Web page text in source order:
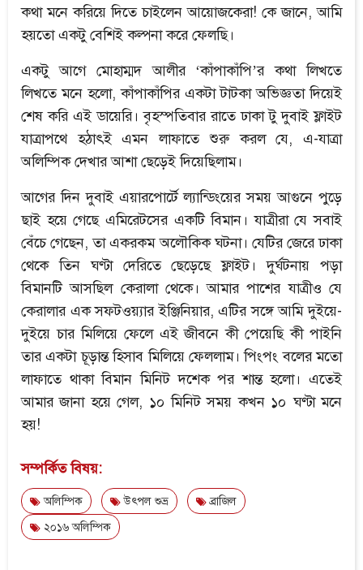
কথা মনে করিয়ে দিতে চাইলেন আয়োজকেরা! কে জানে, আমি
হয়তো একটু বেশিই কল্পনা করে ফেলছি।
একটু আগে মোহাম্মদ আলীর ‘কাঁপাকাঁপি’র কথা লিখতে
লিখতে মনে হলো, কাঁপাকাঁপির একটা টাটকা অভিজ্ঞতা দিয়েই
শেষ করি এই ডায়েরি। বৃহস্পতিবার রাতে ঢাকা টু দুবাই ফ্লাইট
যাত্রাপথে হঠাৎই এমন লাফাতে শুরু করল যে, এ-যাত্রা
অলিম্পিক দেখার আশা ছেড়েই দিয়েছিলাম।
আগের দিন দুবাই এয়ারপোর্টে ল্যান্ডিংয়ের সময় আগুনে পুড়ে
ছাই হয়ে গেছে এমিরেটসের একটি বিমান। যাত্রীরা যে সবাই
বেঁচে গেছেন, তা একরকম অলৌকিক ঘটনা। যেটির জেরে ঢাকা
থেকে তিন ঘণ্টা দেরিতে ছেড়েছে ফ্লাইট। দুর্ঘটনায় পড়া
বিমানটি আসছিল কেরালা থেকে। আমার পাশের যাত্রীও যে
কেরালার এক সফটওয়্যার ইঞ্জিনিয়ার, এটির সঙ্গে আমি দুইয়ে-
দুইয়ে চার মিলিয়ে ফেলে এই জীবনে কী পেয়েছি কী পাইনি
তার একটা চূড়ান্ত হিসাব মিলিয়ে ফেললাম। পিংপং বলের মতো
লাফাতে থাকা বিমান মিনিট দশেক পর শান্ত হলো। এতেই
আমার জানা হয়ে গেল, ১০ মিনিট সময় কখন ১০ ঘণ্টা মনে
হয়!
সম্পর্কিত বিষয়:
অলিম্পিক উৎপল শুভ্র
ব্রাজিল
২০১৬ অলিম্পিক